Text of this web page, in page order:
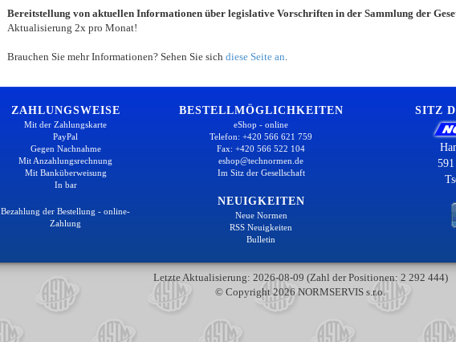
Bereitstellung von aktuellen Informationen über legislative Vorschriften in der Sammlung der
Aktualisierung 2x pro Monat!
Brauchen Sie mehr Informationen? Sehen Sie sich diese Seite an.
ZAHLUNGSWEISE
Mit der Zahlungskarte
PayPal
Gegen Nachnahme
Mit Anzahlungsrechnung
Mit Banküberweisung
In bar
Bezahlung der Bestellung - online-
Zahlung
BESTELLMÖGLICHKEITEN
eShop - online
Telefon: +420 566 621 759
Fax: +420 566 522 104
eshop@technormen.de
Im Sitz der Gesellschaft
NEUIGKEITEN
Neue Normen
RSS Neuigkeiten
Bulletin
SITZ
Letzte Aktualisierung: 2026-08-09 (Zahl der Positionen: 2 292 444)
© Copyright 2026 NORMSERVIS s.r.o.